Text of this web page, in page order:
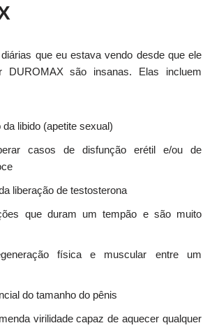
que eu estava vendo desde que ele
DUROMAX são insanas. Elas incluem
libido (apetite sexual)
casos de disfunção erétil e/ou de
liberação de testosterona
que duram um tempão e são muito
física e muscular entre um
do tamanho do pênis
virilidade capaz de aquecer qualquer